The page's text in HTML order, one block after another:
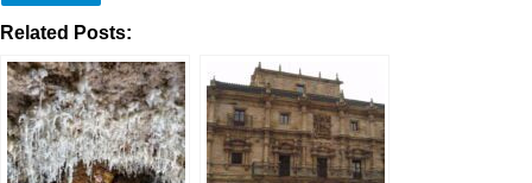
Related Posts: